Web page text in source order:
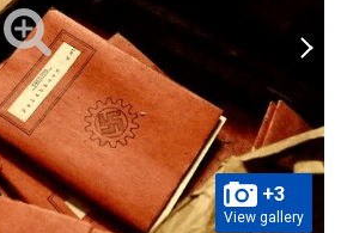
+3
View gallery